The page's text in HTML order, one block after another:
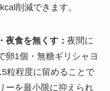
削減できます。
食を無くす： 夜間に
卵1個・無糖ギリシャヨ
粒程度に留めることで
ーを最小限に抑えられ